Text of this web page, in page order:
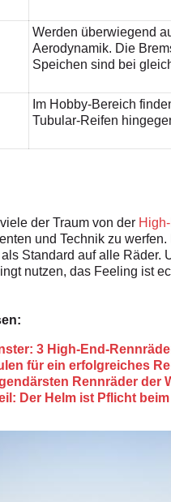
Werden überwiegend
Aerodynamik. Die
Speichen sind bei
Im Hobby-Bereich
Tubular-Reifen
der Traum von der
und Technik zu
Standard auf alle Räder.
nutzen, das Feeling ist
3 High-End-
für ein erfolgreiches
Rennräder der
Der Helm ist Pflicht